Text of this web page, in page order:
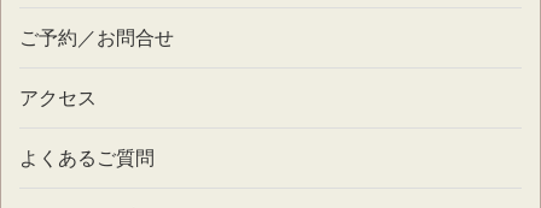
ご予約／お問合せ
アクセス
よくあるご質問